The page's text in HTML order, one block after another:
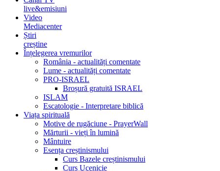
live&emisiuni
Video
Mediacenter
Știri
creștine
Înțelegerea vremurilor
România - actualități comentate
Lume - actualități comentate
PRO-ISRAEL
Broșură gratuită ISRAEL
ISLAM
Escatologie - Interpretare biblică
Viața spirituală
Motive de rugăciune - PrayerWall
Mărturii - vieți în lumină
Mântuire
Esența creștinismului
Curs Bazele creștinismului
Curs Ucenicie